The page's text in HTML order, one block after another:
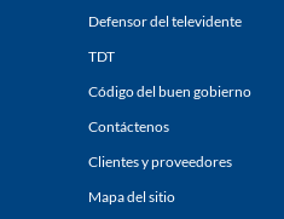
Defensor del televidente
TDT
Código del buen gobierno
Contáctenos
Clientes y proveedores
Mapa del sitio